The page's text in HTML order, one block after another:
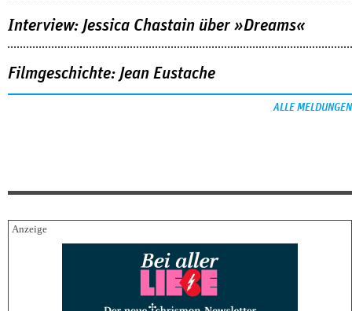
Interview: Jessica Chastain über »Dreams«
Filmgeschichte: Jean Eustache
ALLE MELDUNGEN